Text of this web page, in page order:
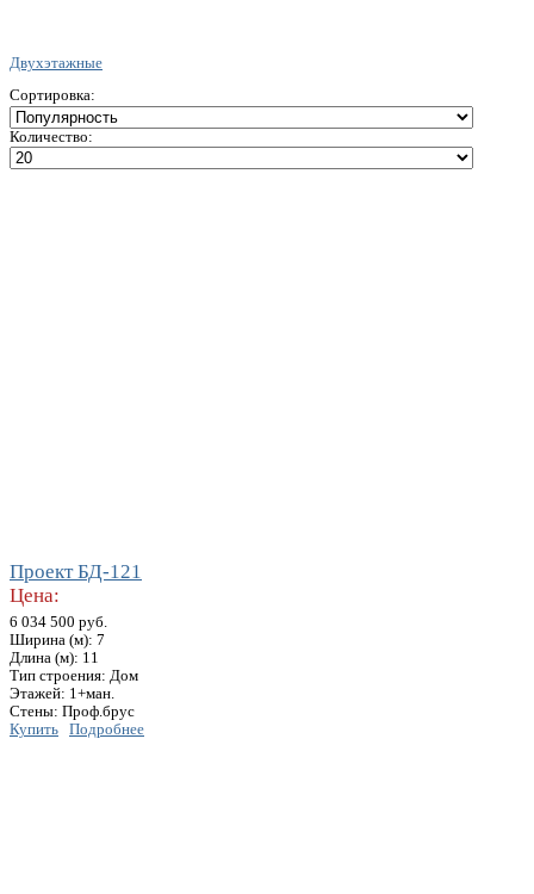
Двухэтажные
Сортировка:
Количество:
Проект БД-121
Цена:
6 034 500 руб.
Ширина (м): 7
Длина (м): 11
Тип строения: Дом
Этажей: 1+ман.
Стены: Проф.брус
Купить
Подробнее